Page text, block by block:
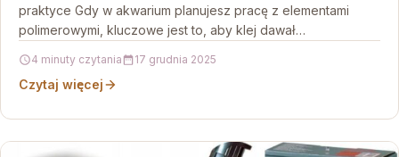
praktyce Gdy w akwarium planujesz pracę z elementami
polimerowymi, kluczowe jest to, aby klej dawał…
4 minuty czytania 17 grudnia 2025
Czytaj więcej